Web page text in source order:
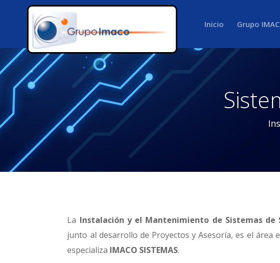
Inicio Grupo
La Instalación y el Mantenimiento de Sistemas de
junto al desarrollo de Proyectos y Asesoría, es el área
especializa IMACO SISTEMAS.